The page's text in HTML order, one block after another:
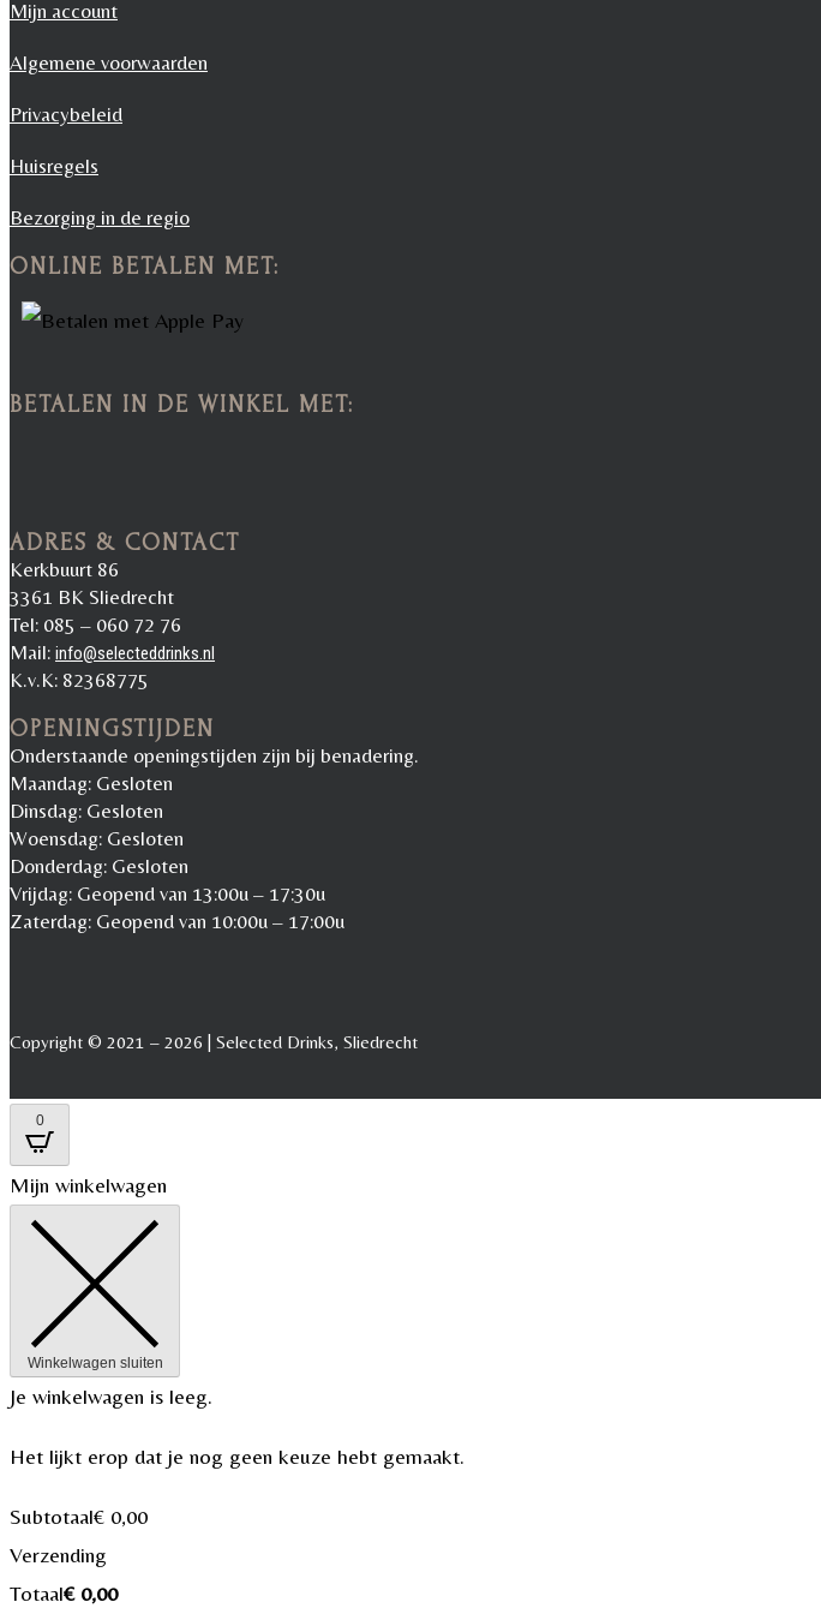
Mijn account
Algemene voorwaarden
Privacybeleid
Huisregels
Bezorging in de regio
ONLINE BETALEN MET:
BETALEN IN DE WINKEL MET:
ADRES & CONTACT
Kerkbuurt 86
3361 BK Sliedrecht
Tel: 085 – 060 72 76
Mail: info@selecteddrinks.nl
K.v.K: 82368775
OPENINGSTIJDEN
Onderstaande openingstijden zijn bij benadering.
Maandag: Gesloten
Dinsdag: Gesloten
Woensdag: Gesloten
Donderdag: Gesloten
Vrijdag: Geopend van 13:00u – 17:30u
Zaterdag: Geopend van 10:00u – 17:00u
Copyright © 2021 – 2026 | Selected Drinks, Sliedrecht
0
Mijn winkelwagen
Winkelwagen sluiten
Je winkelwagen is leeg.
Het lijkt erop dat je nog geen keuze hebt gemaakt.
Subtotaal€ 0,00
Verzending
Totaal€0,00